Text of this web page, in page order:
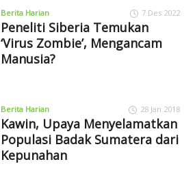
Berita Harian 7 Des 2022
Peneliti Siberia Temukan
‘Virus Zombie’, Mengancam
Manusia?
Berita Harian 28 Jan 2018
Kawin, Upaya Menyelamatkan
Populasi Badak Sumatera dari
Kepunahan